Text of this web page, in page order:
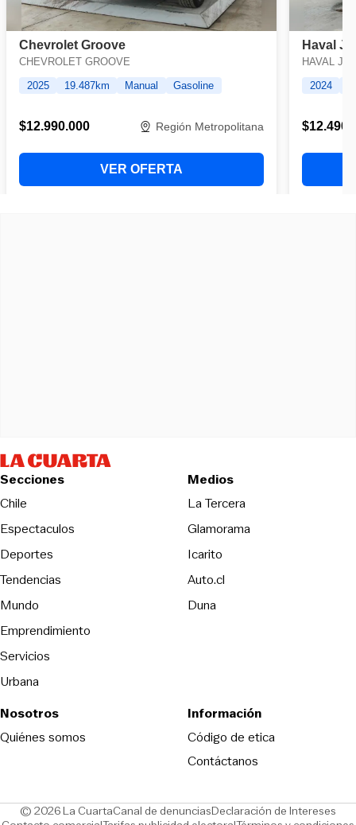
Secciones
Chile
Espectaculos
Deportes
Tendencias
Mundo
Emprendimiento
Servicios
Urbana
Medios
La TerceraOpens in new
Glamorama
Icarito
Auto.cl
DunaOpens in new window
Nosotros
Quiénes somos
Información
Código de eticaOpens in new
Contáctanos
© 2026 La CuartaCanal de denunciasOpens in new window
Declaración de Intereses